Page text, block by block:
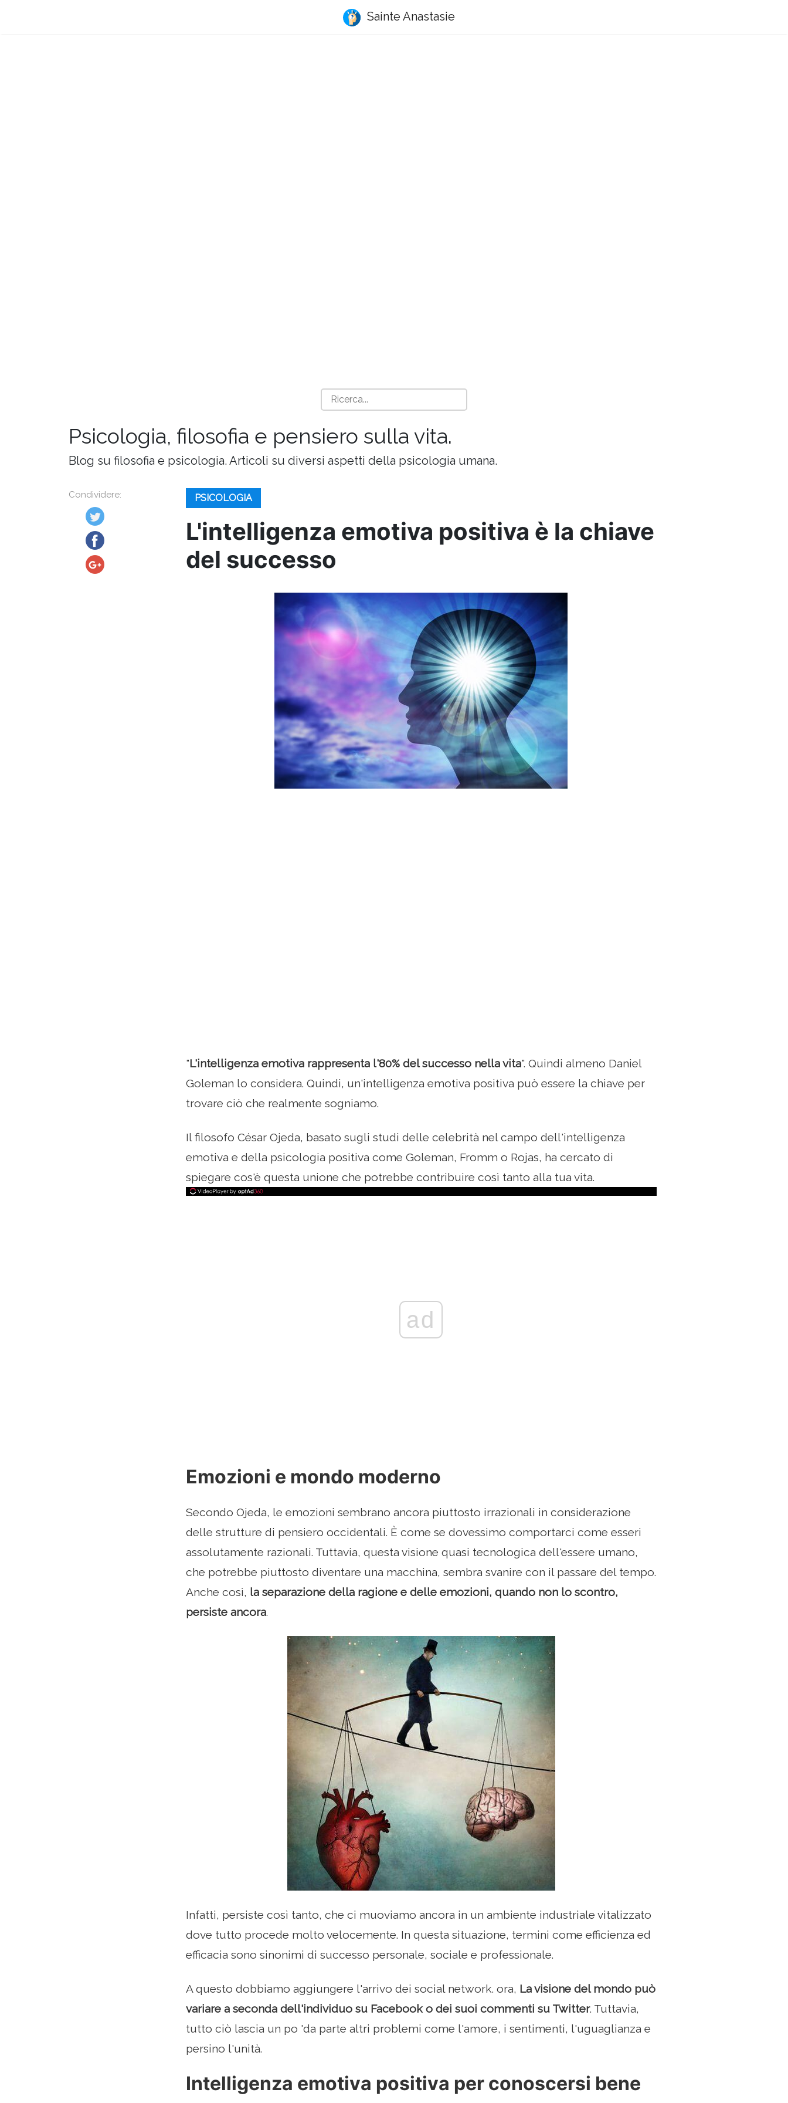
Sainte Anastasie
Psicologia, filosofia e pensiero sulla vita.
Blog su filosofia e psicologia. Articoli su diversi aspetti della psicologia umana.
Condividere: PSICOLOGIA
L'intelligenza emotiva positiva è la chiave
del successo
"L'intelligenza emotiva rappresenta l'80% del successo nella vita". Quindi almeno Daniel
Goleman lo considera. Quindi, un'intelligenza emotiva positiva può essere la chiave per
trovare ciò che realmente sogniamo.
Il filosofo César Ojeda, basato sugli studi delle celebrità nel campo dell'intelligenza
emotiva e della psicologia positiva come Goleman, Fromm o Rojas, ha cercato di
spiegare cos'è questa unione che potrebbe contribuire così tanto alla tua vita.
ad
Emozioni e mondo moderno
Secondo Ojeda, le emozioni sembrano ancora piuttosto irrazionali in considerazione
delle strutture di pensiero occidentali. È come se dovessimo comportarci come esseri
assolutamente razionali. Tuttavia, questa visione quasi tecnologica dell'essere umano,
che potrebbe piuttosto diventare una macchina, sembra svanire con il passare del tempo.
Anche così, la separazione della ragione e delle emozioni, quando non lo scontro,
persiste ancora.
Infatti, persiste così tanto, che ci muoviamo ancora in un ambiente industriale vitalizzato
dove tutto procede molto velocemente. In questa situazione, termini come efficienza ed
efficacia sono sinonimi di successo personale, sociale e professionale.
A questo dobbiamo aggiungere l'arrivo dei social network. ora, La visione del mondo può
variare a seconda dell'individuo su Facebook o dei suoi commenti su Twitter. Tuttavia,
tutto ciò lascia un po 'da parte altri problemi come l'amore, i sentimenti, l'uguaglianza e
persino l'unità.
Intelligenza emotiva positiva per conoscersi bene